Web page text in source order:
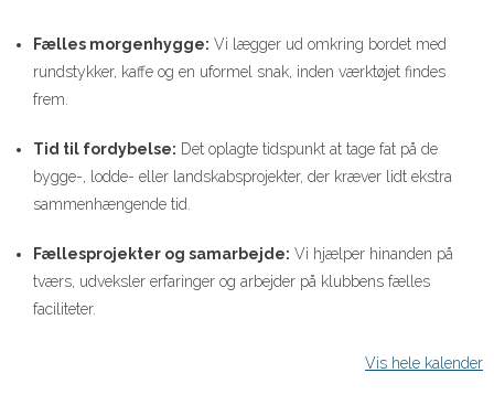
Fælles morgenhygge: Vi lægger ud omkring bordet med
rundstykker, kaffe og en uformel snak, inden værktøjet findes
frem.
Tid til fordybelse: Det oplagte tidspunkt at tage fat på de
bygge-, lodde- eller landskabsprojekter, der kræver lidt ekstra
sammenhængende tid.
Fællesprojekter og samarbejde: Vi hjælper hinanden på
tværs, udveksler erfaringer og arbejder på klubbens fælles
faciliteter.
Vis hele kalender